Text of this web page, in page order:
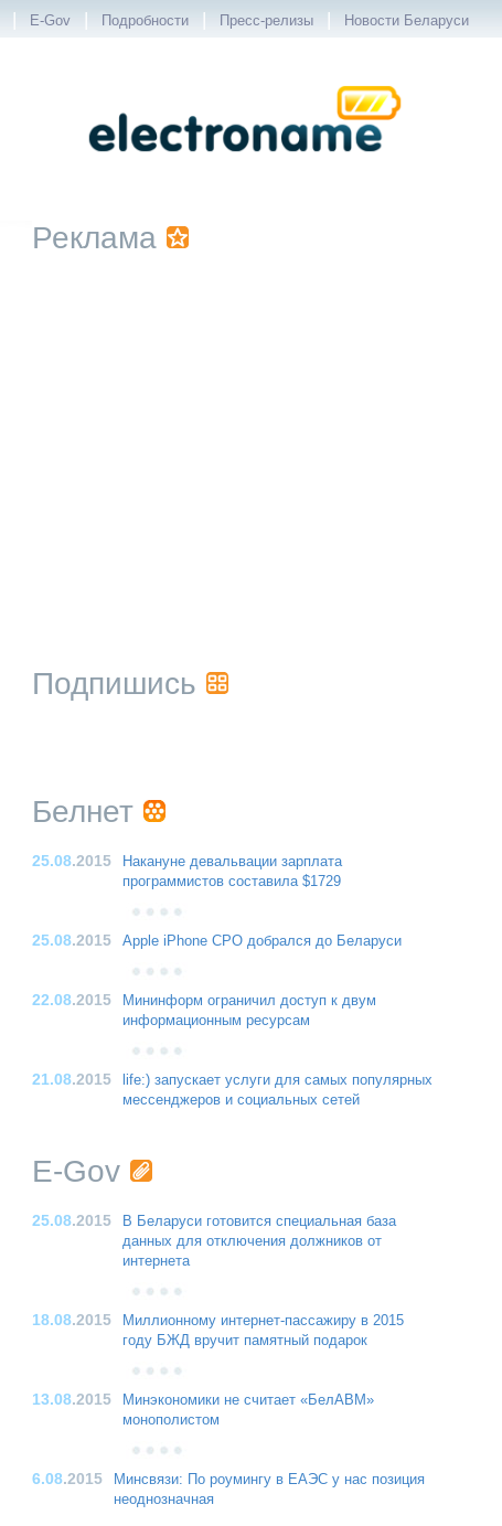
| E-Gov | Подробности | Пресс-релизы | Новости Беларуси
Реклама
Подпишись
Белнет
25.08.2015
Накануне девальвации зарплата
программистов составила $1729
25.08.2015 Apple iPhone CPO добрался до Беларуси
22.08.2015
Мининформ ограничил доступ к двум
информационным ресурсам
21.08.2015
life:) запускает услуги для самых популярных
мессенджеров и социальных сетей
E-Gov
25.08.2015
В Беларуси готовится специальная база
данных для отключения должников от
интернета
18.08.2015
Миллионному интернет-пассажиру в 2015
году БЖД вручит памятный подарок
13.08.2015
Минэкономики не считает «БелАВМ»
монополистом
6.08.2015
Минсвязи: По роумингу в ЕАЭС у нас позиция
неоднозначная